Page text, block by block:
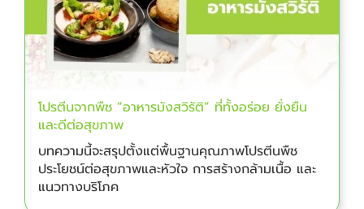
โปรตีนจากพืช “อาหารมังสวิรัติ” ที่ทั้งอร่อย ยั่งยืน
และดีต่อสุขภาพ
บทความนี้จะสรุปตั้งแต่พื้นฐานคุณภาพโปรตีนพืช
ประโยชน์ต่อสุขภาพและหัวใจ การสร้างกล้ามเนื้อ และ
แนวทางบริโภค